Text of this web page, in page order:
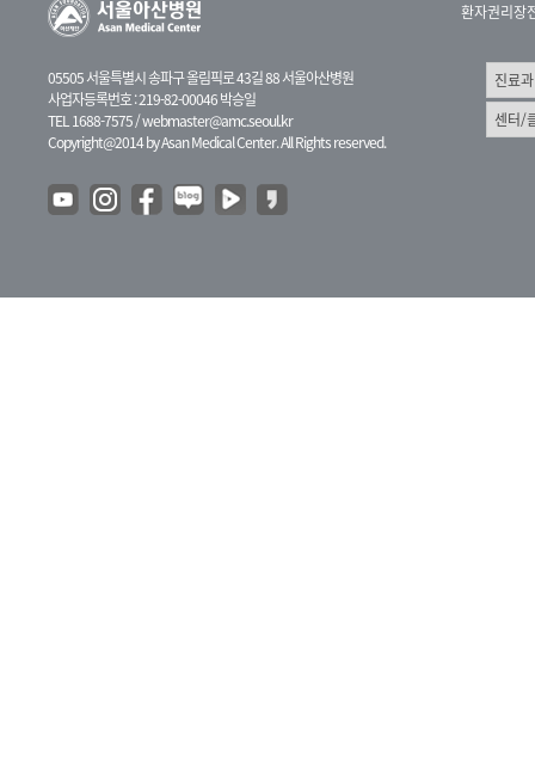
05505 서울특별시 송파구 올림픽로 43길 88 서울아산병원
사업자등록번호 : 219-82-00046 박승일
TEL 1688-7575 /webmaster@amc.seoul.kr
Copyright@2014 by Asan Medical Center. All Rights reserved.
환자권리장